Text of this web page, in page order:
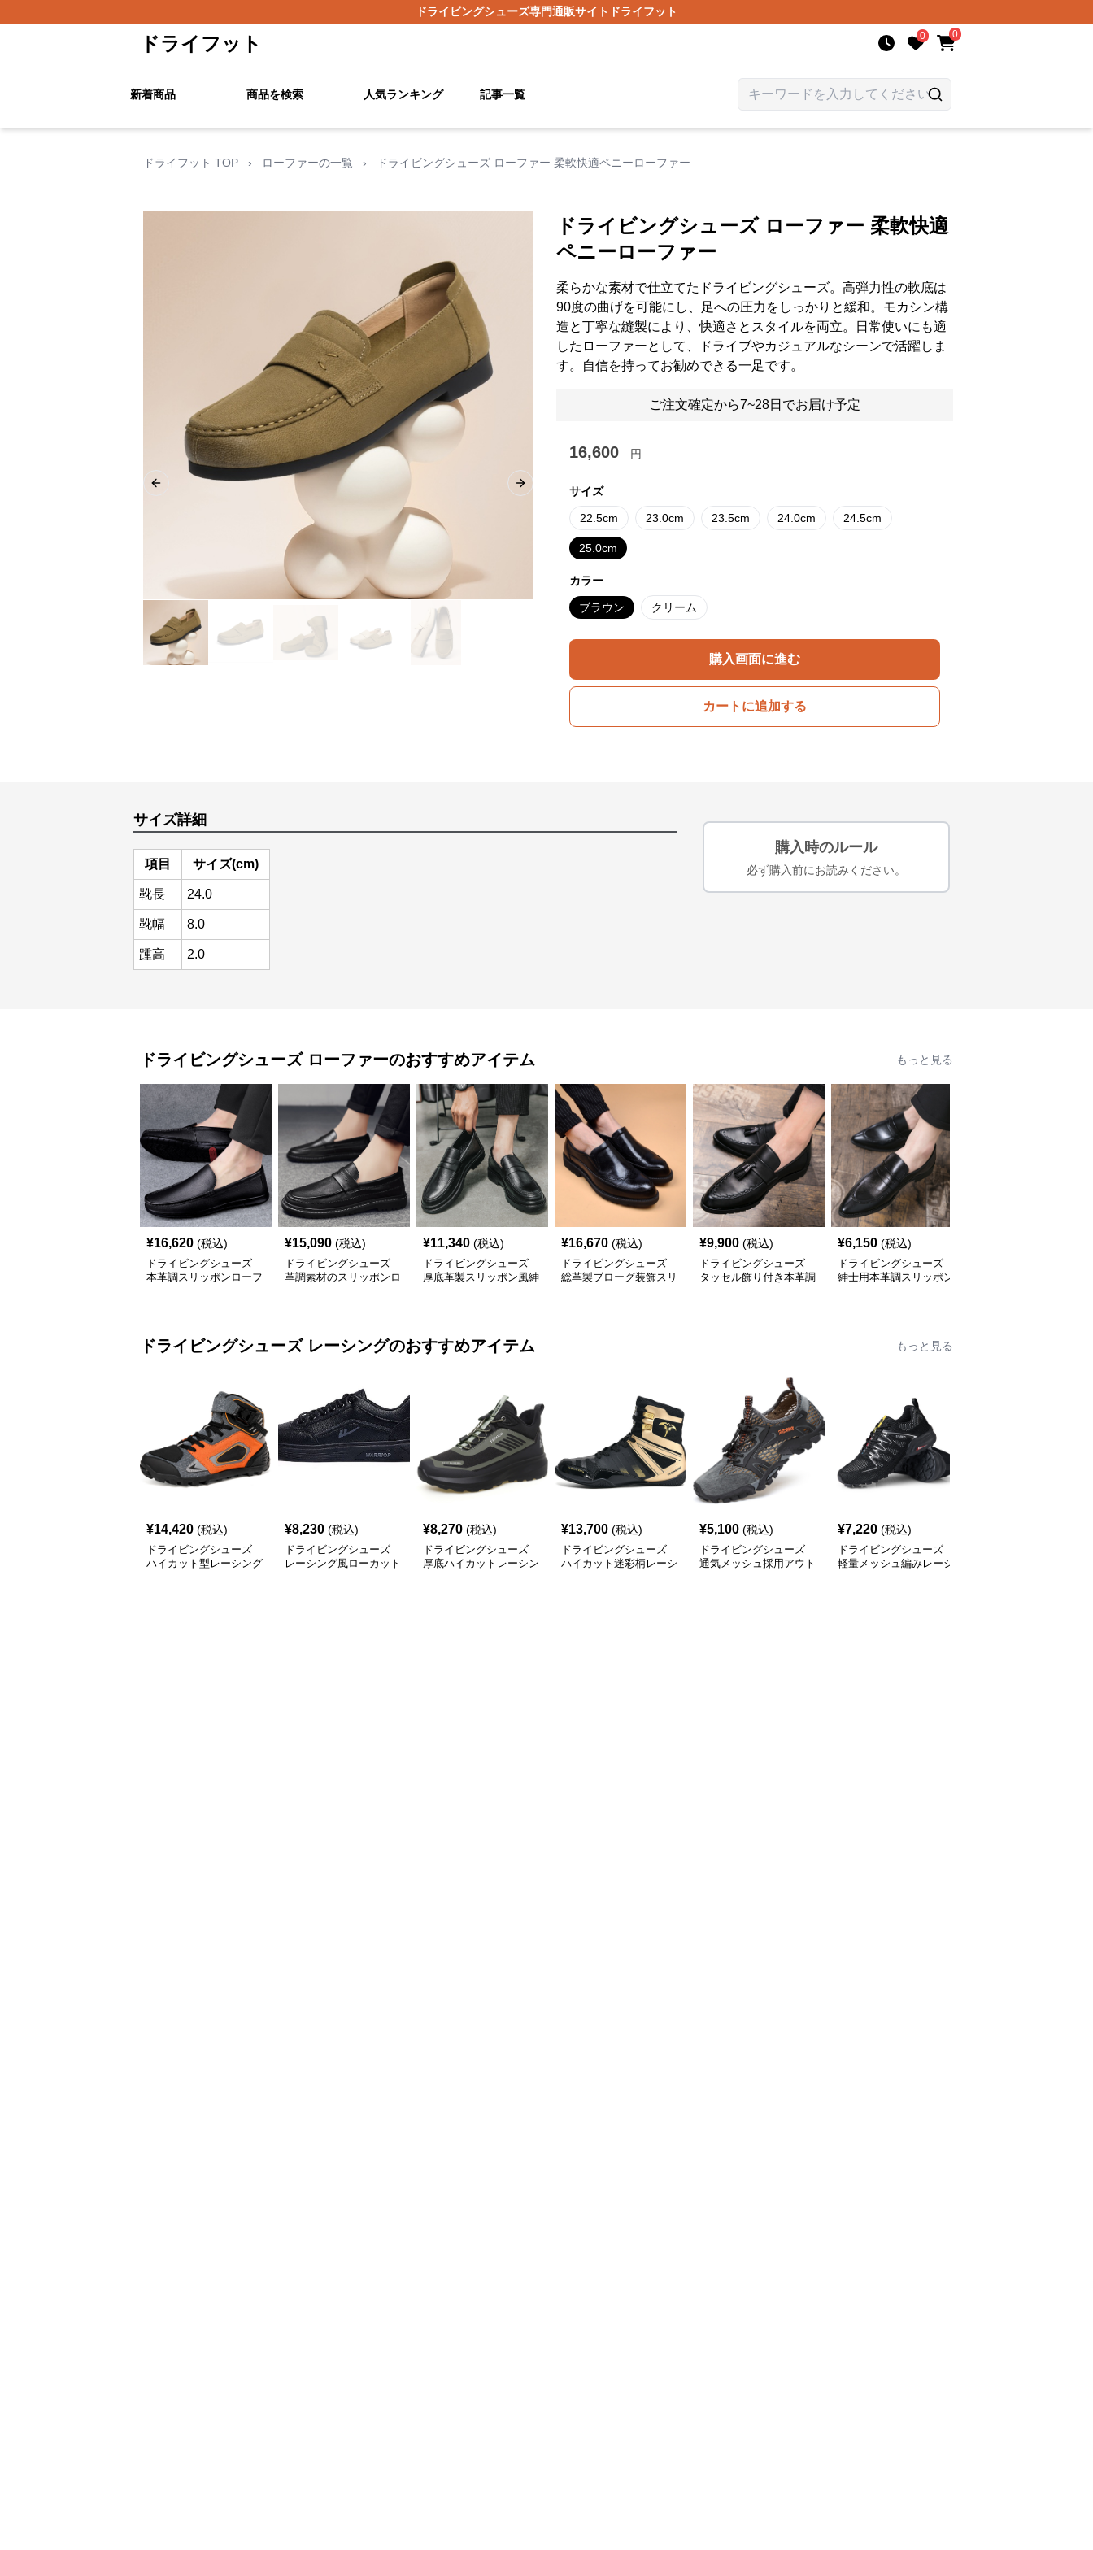
ドライビングシューズ専門通販サイト ドライフット
ドライフット 0 0
新着商品 商品を検索 人気ランキング 記事一覧
ドライフット TOP › ローファーの一覧 › ドライビングシューズ ローファー 柔軟快適ペニーローファー
Previous slide Next slide
ドライビングシューズ ローファー 柔軟快適
ペニーローファー
柔らかな素材で仕立てたドライビングシューズ。高弾力性の軟底は
90度の曲げを可能にし、足への圧力をしっかりと緩和。モカシン構
造と丁寧な縫製により、快適さとスタイルを両立。日常使いにも適
したローファーとして、ドライブやカジュアルなシーンで活躍しま
す。自信を持ってお勧めできる一足です。
ご注文確定から7~28日でお届け予定
16,600 円
サイズ
22.5cm 23.0cm 23.5cm 24.0cm 24.5cm
25.0cm
カラー
ブラウン クリーム
購入画面に進む
カートに追加する
サイズ詳細
項目 サイズ(cm)
靴長 24.0
靴幅 8.0
踵高 2.0
購入時のルール
必ず購入前にお読みください。
ドライビングシューズ ローファーのおすすめアイテム もっと見る
¥16,620 (税込)
ドライビングシューズ
本革調スリッポンローフ
¥15,090 (税込)
ドライビングシューズ
革調素材のスリッポンロ
¥11,340 (税込)
ドライビングシューズ
厚底革製スリッポン風紳
¥16,670 (税込)
ドライビングシューズ
総革製ブローグ装飾スリ
¥9,900 (税込)
ドライビングシューズ
タッセル飾り付き本革調
¥6,150 (税込)
ドライビングシューズ
紳士用本革調スリッポン
ドライビングシューズ レーシングのおすすめアイテム もっと見る
¥14,420 (税込)
ドライビングシューズ
ハイカット型レーシング
¥8,230 (税込)
ドライビングシューズ
レーシング風ローカット
¥8,270 (税込)
ドライビングシューズ
厚底ハイカットレーシン
¥13,700 (税込)
ドライビングシューズ
ハイカット迷彩柄レーシ
¥5,100 (税込)
ドライビングシューズ
通気メッシュ採用アウト
¥7,220 (税込)
ドライビングシューズ
軽量メッシュ編みレーシ